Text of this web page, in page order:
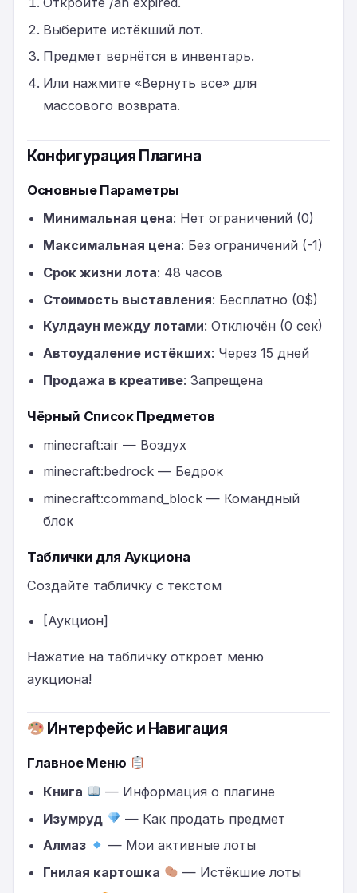
Выберите истёкший лот.
Предмет вернётся в инвентарь.
Или нажмите «Вернуть все» для
массового возврата.
Конфигурация Плагина
Основные Параметры
Минимальная цена: Нет ограничений (0)
Максимальная цена: Без ограничений (-1)
Срок жизни лота: 48 часов
Стоимость выставления: Бесплатно (0$)
Кулдаун между лотами: Отключён (0 сек)
Автоудаление истёкших: Через 15 дней
Продажа в креативе: Запрещена
Чёрный Список Предметов
minecraft:air — Воздух
minecraft:bedrock — Бедрок
minecraft:command_block — Командный
блок
Таблички для Аукциона
Создайте табличку с текстом
[Аукцион]
Нажатие на табличку откроет меню
аукциона!
Интерфейс и Навигация
Главное Меню
Книга
— Информация о плагине
Изумруд
— Как продать предмет
Алмаз
— Мои активные лоты
Гнилая картошка
— Истёкшие лоты